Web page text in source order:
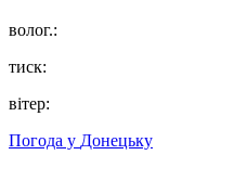
волог.:
тиск:
вітер:
Погода у Донецьку